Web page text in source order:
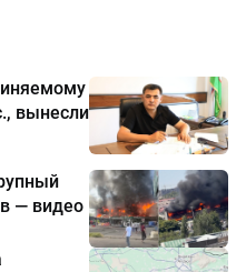
вынесли
— видео